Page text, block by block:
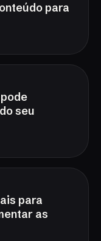
para
seu
para
as